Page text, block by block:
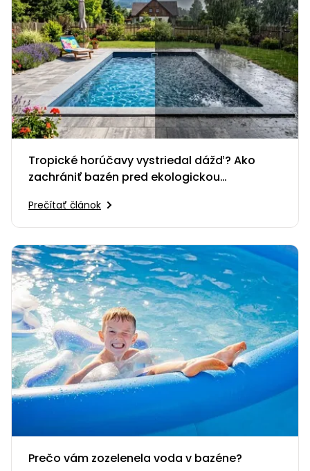
Tropické horúčavy vystriedal dážď? Ako
zachrániť bazén pred ekologickou
Prečítať článok
Prečo vám zozelenela voda v bazéne?